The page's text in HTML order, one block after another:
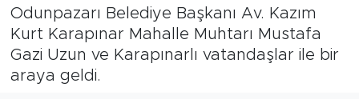
Odunpazarı Belediye Başkanı Av. Kazım
Kurt Karapınar Mahalle Muhtarı Mustafa
Gazi Uzun ve Karapınarlı vatandaşlar ile bir
araya geldi.
Sağlık
Ekonomi
Tüm Manşetler
Son Dakika Haberleri